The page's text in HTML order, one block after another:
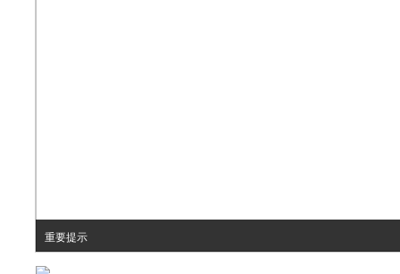
重要提示